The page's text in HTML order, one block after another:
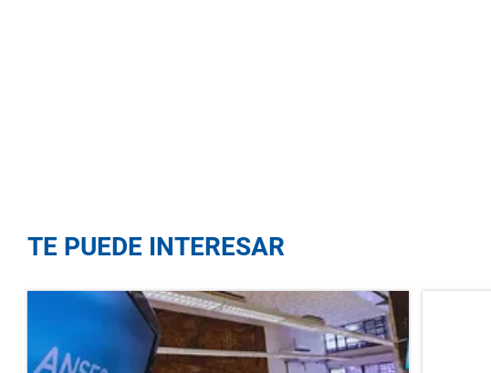
TE PUEDE INTERESAR